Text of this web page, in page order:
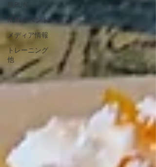
旅RUN
RUNイベント
メディア情報
トレーニング
他